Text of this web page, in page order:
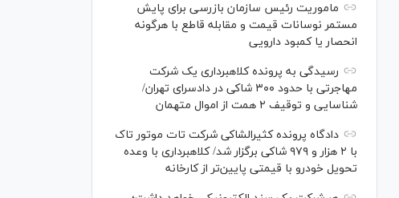
ماموریت رئیس سازمان بازرسی برای پایش
مستمر نوسانات قیمت و مقابله قاطع با هرگونه
انحصار یا کمبود دارویی
رسیدگی به پرونده کلاهبرداری یک شرکت
مهاجرتی با حدود ۳۰۰ شاکی در دادسرای تهران/
شناسایی و توقیف ۲ همت از اموال متهمان
دادگاه پرونده کثیرالشاکی شرکت تات موتور تاک
با ۲ هزار و ۹۷۹ شاکی برگزار شد/ کلاهبرداری با وعده
تحویل خودرو با قیمتی پایین‌تر از کارخانه